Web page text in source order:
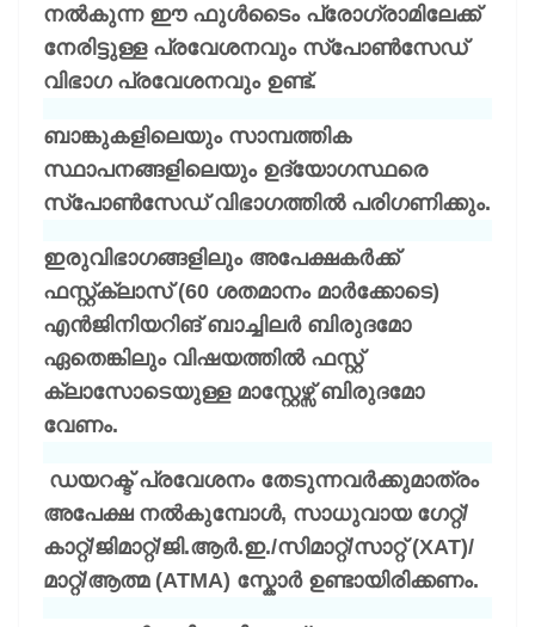
നൽകുന്ന ഈ ഫുൾടൈം പ്രോഗ്രാമിലേക്ക്
നേരിട്ടുള്ള പ്രവേശനവും സ്പോൺസേഡ്
വിഭാഗ പ്രവേശനവും ഉണ്ട്.
ബാങ്കുകളിലെയും സാമ്പത്തിക
സ്ഥാപനങ്ങളിലെയും ഉദ്യോഗസ്ഥരെ
സ്പോൺസേഡ് വിഭാഗത്തിൽ പരിഗണിക്കും.
ഇരുവിഭാഗങ്ങളിലും അപേക്ഷകർക്ക്
ഫസ്റ്റ്ക്ലാസ് (60 ശതമാനം മാർക്കോടെ)
എൻജിനിയറിങ് ബാച്ചിലർ ബിരുദമോ
ഏതെങ്കിലും വിഷയത്തിൽ ഫസ്റ്റ്
ക്ലാസോടെയുള്ള മാസ്റ്റേഴ്സ് ബിരുദമോ
വേണം.
ഡയറക്ട് പ്രവേശനം തേടുന്നവർക്കുമാത്രം
അപേക്ഷ നൽകുമ്പോൾ, സാധുവായ ഗേറ്റ്/
കാറ്റ്/ജിമാറ്റ്/ജി.ആർ.ഇ./സിമാറ്റ്/സാറ്റ് (XAT)/
മാറ്റ്/ആത്മ (ATMA) സ്കോർ ഉണ്ടായിരിക്കണം.